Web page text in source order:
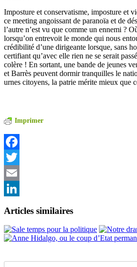
Imposture et conservatisme, imposture et
ce meeting angoissant de paranoïa et de
l’autre n’est vu que comme un ennemi ?
lorsqu’on entrevoit le monde qui nous
crédibilité d’une dirigeante lorsque, sans
certifiant qu’avec elle rien ne se serait
colère ! En sortant, une bande de jeunes
et Barrès peuvent dormir tranquilles le
urnes citoyens, la patrie mérite mieux que
Imprimer
Facebook
Twitter
Email
Articles similaires